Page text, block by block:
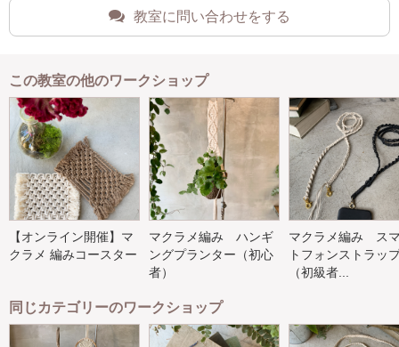
教室に問い合わせをする
この教室の他のワークショップ
【オンライン開催】マ
クラメ 編みコースター
マクラメ編み ハンギ
ングプランター（初心
者）
マクラメ編み ス
トフォンストラッ
（初級者...
同じカテゴリーのワークショップ